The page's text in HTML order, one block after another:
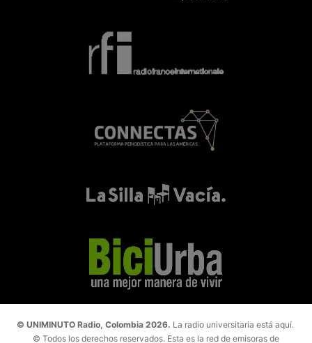
© UNIMINUTO Radio, Colombia 2026. La radio universitaria está aquí.
© Todos los derechos reservados. Esta es la red de emisoras de